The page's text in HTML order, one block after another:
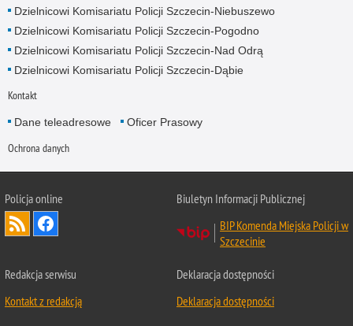
Dzielnicowi Komisariatu Policji Szczecin-Niebuszewo
Dzielnicowi Komisariatu Policji Szczecin-Pogodno
Dzielnicowi Komisariatu Policji Szczecin-Nad Odrą
Dzielnicowi Komisariatu Policji Szczecin-Dąbie
Kontakt
Dane teleadresowe Oficer Prasowy
Ochrona danych
Policja online
Biuletyn Informacji Publicznej
BIP Komenda Miejska Policji w
Szczecinie
Redakcja serwisu
Kontakt z redakcją
Deklaracja dostępności
Deklaracja dostępności